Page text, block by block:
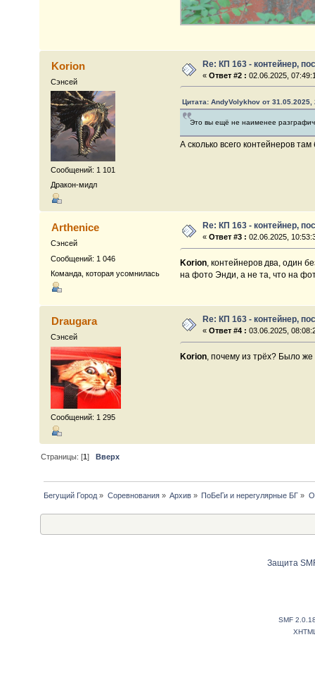
Korion
Сэнсей
Сообщений: 1 101
Дракон-мидл
Re: КП 163 - контейнер,
«Ответ #2 : 02.06.2025,
Цитата: AndyVolykhov от 31.05.2025,
Это вы ещё не наименее
А сколько всего контейнеров
Arthenice
Сэнсей
Сообщений: 1 046
Команда, которая усомнилась
Re: КП 163 - контейнер,
«Ответ #3 : 02.06.2025,
Korion, контейнеров два, один
на фото Энди, а не та, что на
Draugara
Сэнсей
Сообщений: 1 295
Re: КП 163 - контейнер,
«Ответ #4 : 03.06.2025,
Korion, почему из трёх? Было же
Страницы: [1]Вверх
Бегущий Город » Соревнования» Архив » ПоБеГи и нерегулярные БГ »
Защита
SMF